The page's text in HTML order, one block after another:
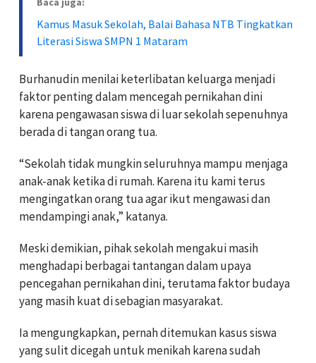
Kamus Masuk Sekolah, Balai Bahasa NTB Tingkatkan
Literasi Siswa SMPN 1 Mataram
Burhanudin menilai keterlibatan keluarga menjadi
faktor penting dalam mencegah pernikahan dini
karena pengawasan siswa di luar sekolah sepenuhnya
berada di tangan orang tua.
“Sekolah tidak mungkin seluruhnya mampu menjaga
anak-anak ketika di rumah. Karena itu kami terus
mengingatkan orang tua agar ikut mengawasi dan
mendampingi anak,” katanya.
Meski demikian, pihak sekolah mengakui masih
menghadapi berbagai tantangan dalam upaya
pencegahan pernikahan dini, terutama faktor budaya
yang masih kuat di sebagian masyarakat.
Ia mengungkapkan, pernah ditemukan kasus siswa
yang sulit dicegah untuk menikah karena sudah